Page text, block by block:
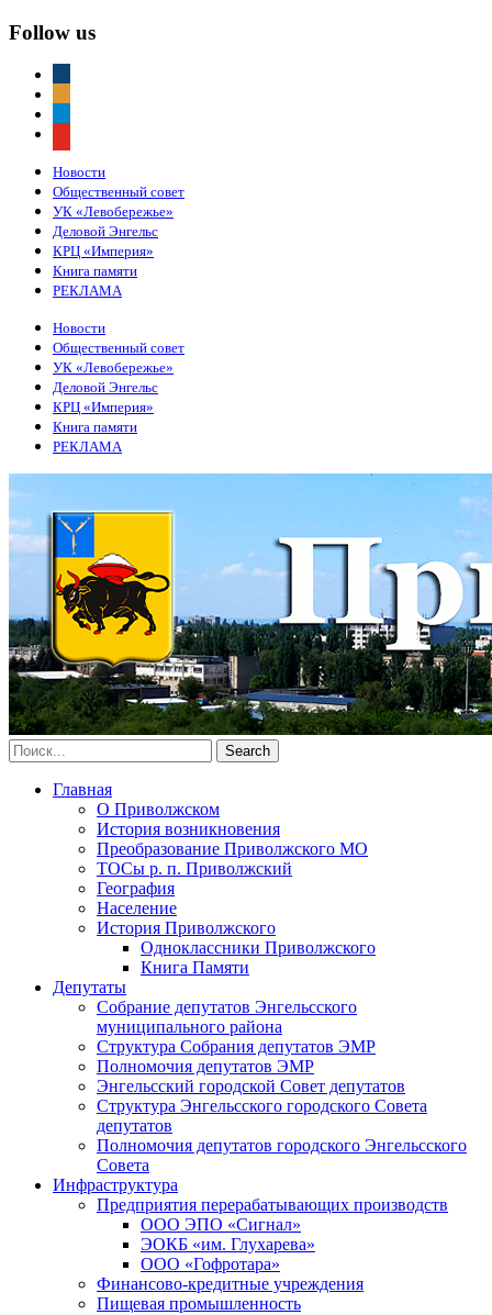
Follow us
Новости
Общественный совет
УК «Левобережье»
Деловой Энгельс
КРЦ «Империя»
Книга памяти
РЕКЛАМА
Новости
Общественный совет
УК «Левобережье»
Деловой Энгельс
КРЦ «Империя»
Книга памяти
РЕКЛАМА
Главная
О Приволжском
История возникновения
Преобразование Приволжского МО
ТОСы р. п. Приволжский
География
Население
История Приволжского
Одноклассники Приволжского
Книга Памяти
Депутаты
Собрание депутатов Энгельсского
муниципального района
Структура Собрания депутатов ЭМР
Полномочия депутатов ЭМР
Энгельсский городской Совет депутатов
Структура Энгельсского городского Совета
депутатов
Полномочия депутатов городского Энгельсского
Совета
Инфраструктура
Предприятия перерабатывающих производств
ООО ЭПО «Сигнал»
ЭОКБ «им. Глухарева»
ООО «Гофротара»
Финансово-кредитные учреждения
Пищевая промышленность